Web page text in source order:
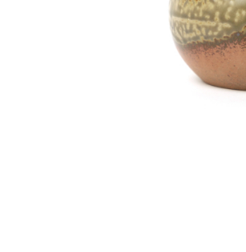
Skip to the beginning of the